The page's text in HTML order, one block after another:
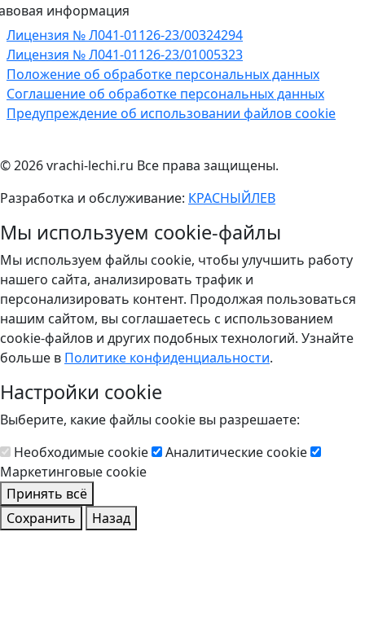
информация
Лицензия № Л041-01126-23/00324294
Лицензия № Л041-01126-23/01005323
Положение об обработке персональных данных
Соглашение об обработке персональных данных
Предупреждение об использовании файлов cookie
© 2026 vrachi-lechi.ru Все права защищены.
Разработка и обслуживание: КРАСНЫЙЛЕВ
Мы используем cookie-файлы
Мы используем файлы cookie, чтобы улучшить работу
нашего сайта, анализировать трафик и
персонализировать контент. Продолжая пользоваться
нашим сайтом, вы соглашаетесь с использованием
cookie-файлов и других подобных технологий. Узнайте
больше в Политике конфиденциальности.
Настройки cookie
Выберите, какие файлы cookie вы разрешаете:
Необходимые cookie
Аналитические cookie
Маркетинговые cookie
Принять всё
Сохранить
Назад